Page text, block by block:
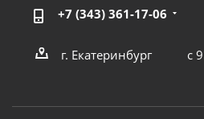
+7 (343) 361-17-06
г. Екатеринбург с